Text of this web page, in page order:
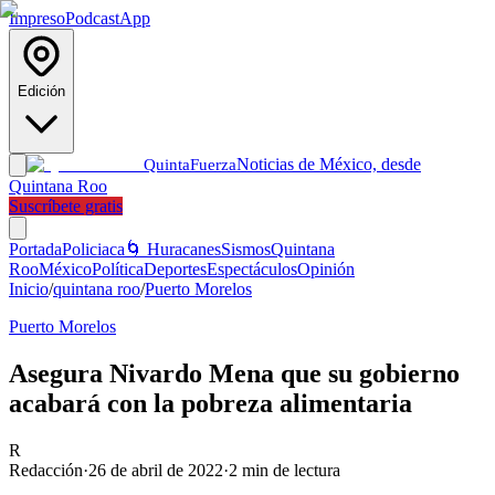
ImpresoPodcastApp
Edición
QuintaFuerzaNoticias de México, desde
Quintana Roo
Suscríbete gratis
PortadaPoliciaca 🌀 HuracanesSismosQuintana
RooMéxicoPolíticaDeportesEspectáculosOpinión
Inicio/quintana roo/Puerto Morelos
Puerto Morelos
Asegura Nivardo Mena que su gobierno
acabará con la pobreza alimentaria
R
Redacción·26 de abril de 2022·2 min de lectura